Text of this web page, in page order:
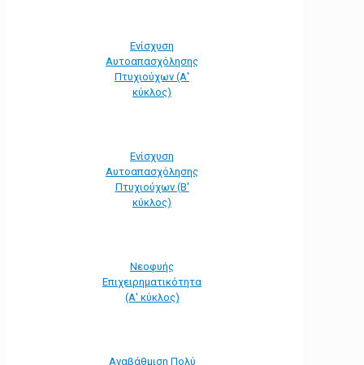
Ενίσχυση
Αυτοαπασχόλησης
Πτυχιούχων (Α'
κύκλος)
Ενίσχυση
Αυτοαπασχόλησης
Πτυχιούχων (Β'
κύκλος)
Νεοφυής
Επιχειρηματικότητα
(Α' κύκλος)
Αναβάθμιση Πολύ